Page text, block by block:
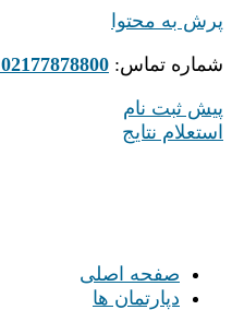
پرش به محتوا
شماره تماس: 02177878800
پیش ثبت نام
استعلام نتایج
صفحه اصلی
دپارتمان ها